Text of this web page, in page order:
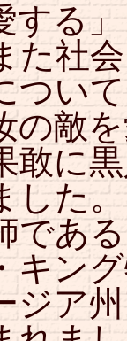
する
た社
つい
の敵
敢に
した
であ
キン
ジア